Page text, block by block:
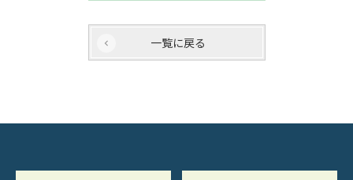
一覧に戻る